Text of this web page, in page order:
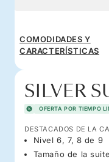
COMODIDADES Y
CARACTERÍSTICAS
SILVER
OFERTA POR TIEMPO
DESTACADOS DE LA
Nivel 6, 7, 8 de 9
Tamaño de la